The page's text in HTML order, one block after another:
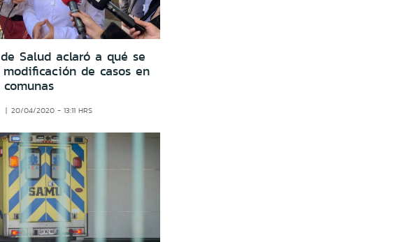
Salud aclaró a qué se
de casos en
20/04/2020 - 13:11 HRS